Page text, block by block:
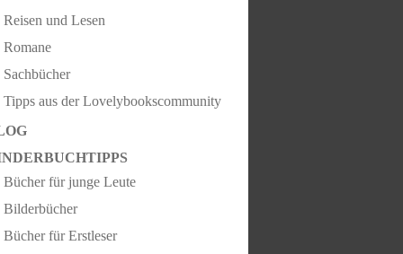
Reisen und Lesen
Romane
Sachbücher
Tipps aus der Lovelybookscommunity
Bücher für junge Leute
Bilderbücher
Bücher für Erstleser